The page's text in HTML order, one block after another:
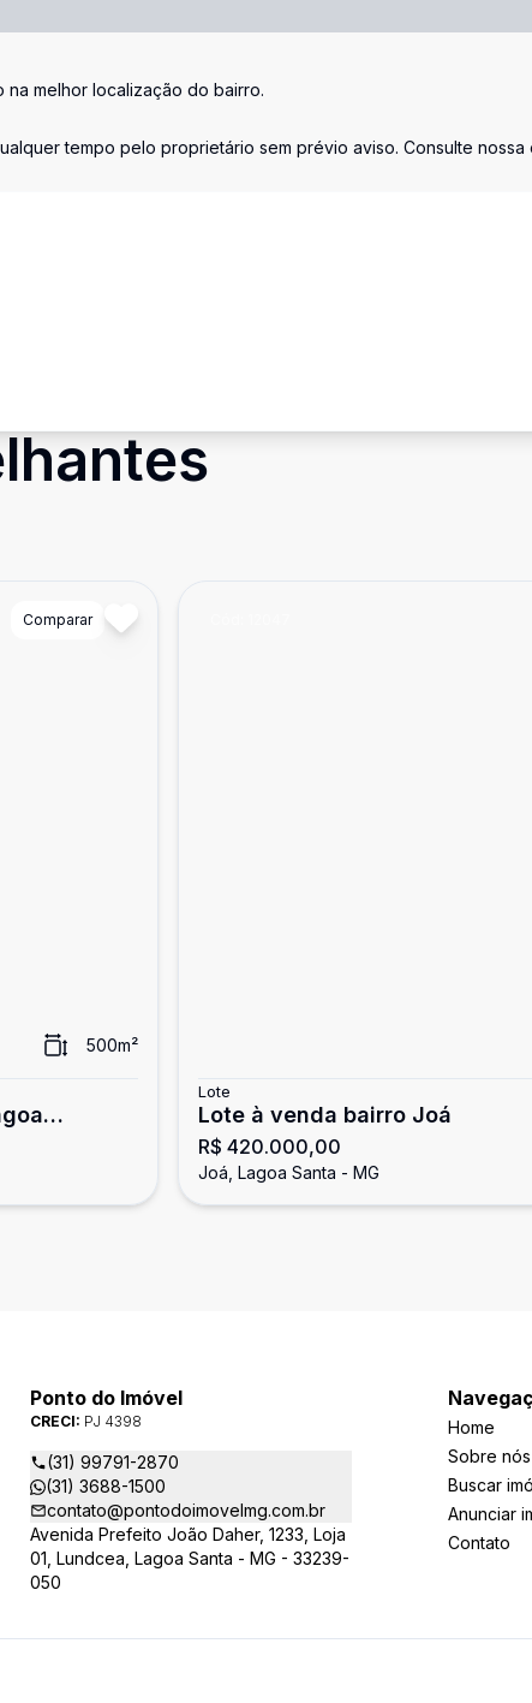
melhor localização do bairro.
tempo pelo proprietário sem prévio aviso. Consulte
Comparar
500m²
Lote
Lote à venda bairro Joá
R$ 420.000,00
Joá, Lagoa Santa - MG
Ponto do Imóvel
CRECI: PJ 4398
(31) 99791-2870
(31) 3688-1500
contato@pontodoimovelmg.com.br
Avenida Prefeito João Daher, 1233, Loja
01, Lundcea, Lagoa Santa - MG - 33239-
050
Home
Sobre nós
Buscar
Anunciar
Contato